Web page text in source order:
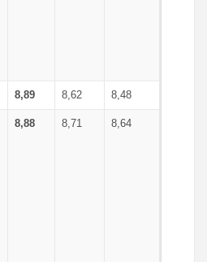
8,89 8,62 8,48
8,88 8,71 8,64